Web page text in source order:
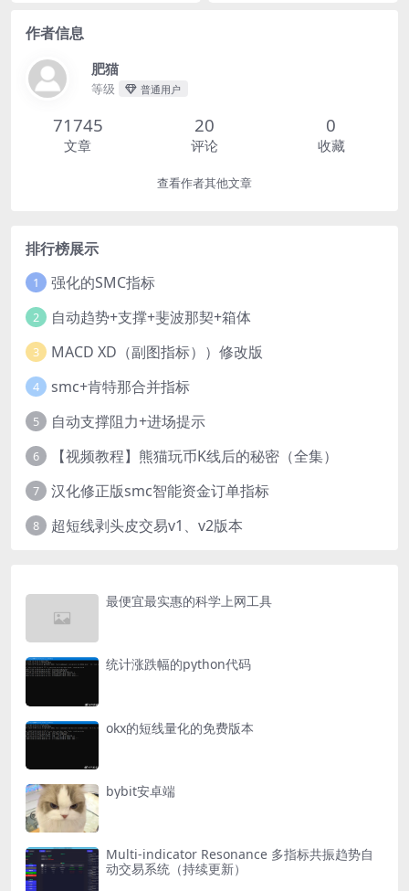
作者信息
肥猫
等级 普通用户
71745
文章
20
评论
0
收藏
查看作者其他文章
排行榜展示
1 强化的SMC指标
2 自动趋势+支撑+斐波那契+箱体
3 MACD XD（副图指标））修改版
4 smc+肯特那合并指标
5 自动支撑阻力+进场提示
6 【视频教程】熊猫玩币K线后的秘密（全集）
7 汉化修正版smc智能资金订单指标
8 超短线剥头皮交易v1、v2版本
最便宜最实惠的科学上网工具
统计涨跌幅的python代码
okx的短线量化的免费版本
bybit安卓端
Multi-indicator Resonance 多指标共振趋势自
动交易系统（持续更新）